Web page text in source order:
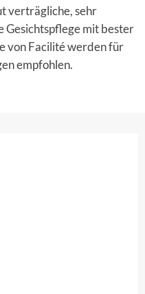
verträgliche, sehr
Gesichtspflege mit bester
von Facilité werden für
empfohlen.